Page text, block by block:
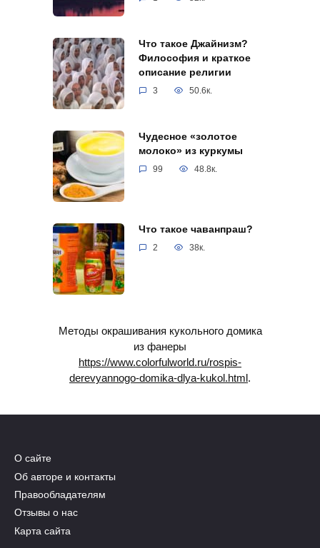
Что такое Джайнизм?
Философия и краткое
описание религии
3 50.6к.
Чудесное «золотое
молоко» из куркумы
99 48.8к.
Что такое чаванпраш?
2 38к.
Методы окрашивания кукольного домика
из фанеры
https://www.colorfulworld.ru/rospis-
derevyannogo-domika-dlya-kukol.html.
О сайте
Об авторе и контакты
Правообладателям
Отзывы о нас
Карта сайта